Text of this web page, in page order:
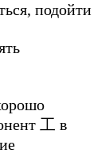
подойти
工 в